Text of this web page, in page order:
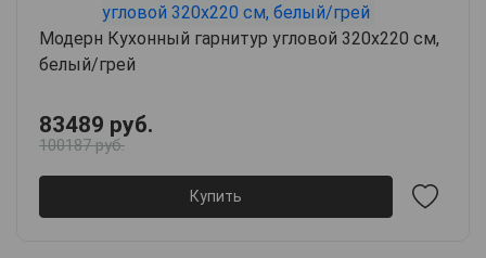
Модерн Кухонный гарнитур угловой 320х220 см,
белый/грей
83489 руб.
100187 руб.
Купить